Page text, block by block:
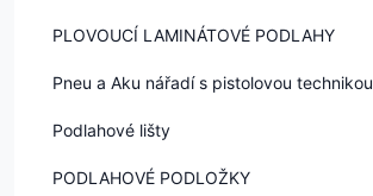
PLOVOUCÍ LAMINÁTOVÉ PODLAHY
Pneu a Aku nářadí s pistolovou technikou
Podlahové lišty
PODLAHOVÉ PODLOŽKY